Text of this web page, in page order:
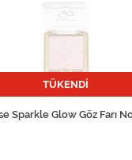
TÜKENDİ
Sparkle Glow Göz Farı